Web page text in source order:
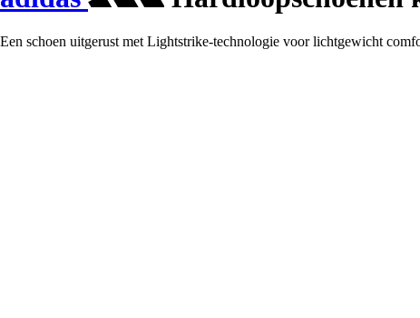
Een schoen uitgerust met Lightstrike-technologie voor lichtgewicht